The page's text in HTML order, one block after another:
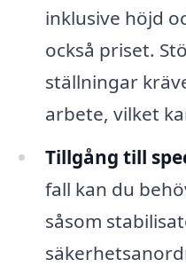
inklusive höjd
också priset.
ställningar
arbete, vilket
Tillgång till
fall kan du
såsom